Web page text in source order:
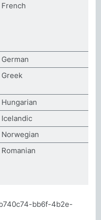
French
German
Greek
Hungarian
Icelandic
Norwegian
Romanian
bb6f-4b2e-